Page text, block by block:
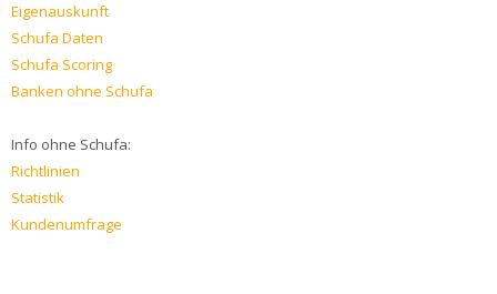
Eigenauskunft
Schufa Daten
Schufa Scoring
Banken ohne Schufa
Info ohne Schufa:
Richtlinien
Statistik
Kundenumfrage